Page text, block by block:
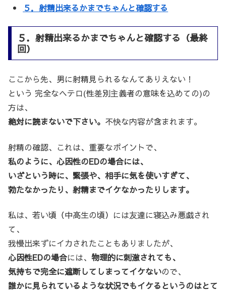
５．射精出来るかまでちゃんと確認する
５．射精出来るかまでちゃんと確認する（最終
回）
ここから先、男に射精見られるなんてありえない！
という 完全なヘテロ(性差別主義者の意味を込めての)の
方は、
絶対に読まないで下さい。 不快な内容が含まれます。
射精の確認、これは、重要なポイントで、
私のように、心因性のEDの場合には、
いざという時に、緊張や、相手に気を使いすぎて、
勃たなかったり、射精までイケなかったりします。
私は、若い頃（中高生の頃）には友達に寝込み悪戯され
て、
我慢出来ずにイカされたこともありましたが、
心因性EDの場合には、 物理的に刺激されても、
気持ちで完全に遮断してしまってイケないので、
誰かに見られているような状況でもイケるというのはとて